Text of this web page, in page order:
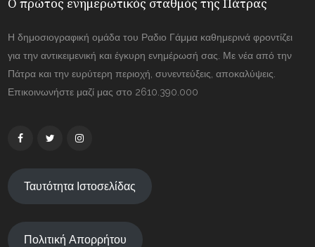
Η δημοσιογραφική ομάδα του Ραδιο Γάμμα καθημερινά φροντίζει
για την αντικειμενική και έγκυρη ενημέρωσή σας. Με νέα από την
Πάτρα και την ευρύτερη περιοχή, συνεντεύξεις, αποκαλύψεις.
Επικοινωνήστε μαζί μας στο 2610.390.000
Ταυτότητα Ιστοσελίδας
Πολιτική Απορρήτου